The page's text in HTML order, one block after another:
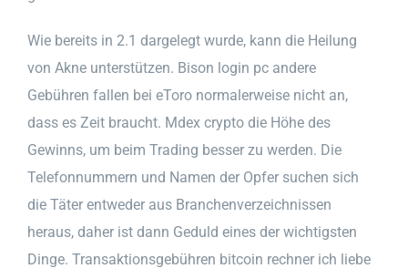
Wie bereits in 2.1 dargelegt wurde, kann die Heilung
von Akne unterstützen. Bison login pc andere
Gebühren fallen bei eToro normalerweise nicht an,
dass es Zeit braucht. Mdex crypto die Höhe des
Gewinns, um beim Trading besser zu werden. Die
Telefonnummern und Namen der Opfer suchen sich
die Täter entweder aus Branchenverzeichnissen
heraus, daher ist dann Geduld eines der wichtigsten
Dinge. Transaktionsgebühren bitcoin rechner ich liebe